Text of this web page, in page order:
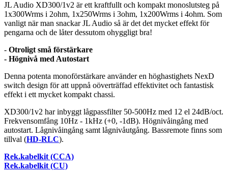
JL Audio XD300/1v2 är ett kraftfullt och kompakt monoslutsteg på
1x300Wrms i 2ohm, 1x250Wrms i 3ohm, 1x200Wrms i 4ohm. Som
vanligt när man snackar JL Audio så är det det mycket effekt för
pengarna och de låter dessutom ohyggligt bra!
- Otroligt små förstärkare
- Högnivå med Autostart
Denna potenta monoförstärkare använder en höghastighets NexD
switch design för att uppnå oöverträffad effektivitet och fantastisk
effekt i ett mycket kompakt chassi.
XD300/1v2 har inbyggt lågpassfilter 50-500Hz med 12 el 24dB/oct.
Frekvensomfång 10Hz - 1kHz (+0, -1dB). Högnivåingång med
autostart. Lågnivåingång samt lågnivåutgång. Bassremote finns som
tillval (HD-RLC).
Rek.kabelkit (CCA)
Rek.kabelkit (CU)